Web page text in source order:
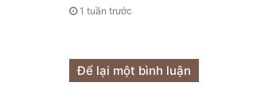
1 tuần trước
Để lại một bình luận